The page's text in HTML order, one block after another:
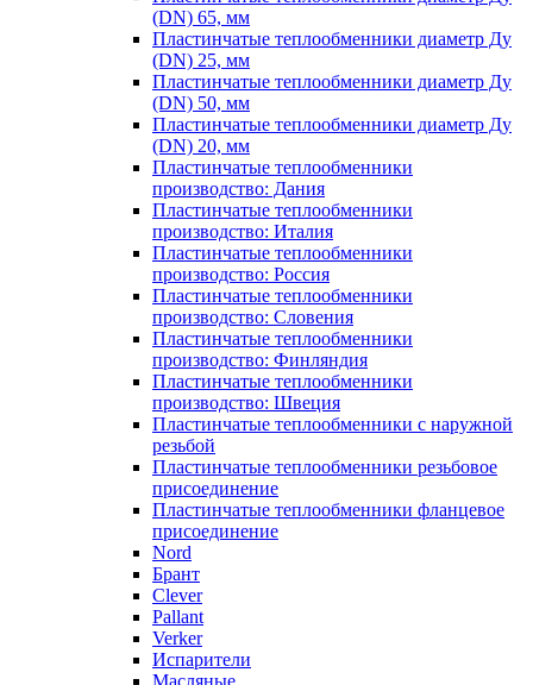
(DN) 65, мм
Пластинчатые теплообменники диаметр Ду
(DN) 25, мм
Пластинчатые теплообменники диаметр Ду
(DN) 50, мм
Пластинчатые теплообменники диаметр Ду
(DN) 20, мм
Пластинчатые теплообменники
производство: Дания
Пластинчатые теплообменники
производство: Италия
Пластинчатые теплообменники
производство: Россия
Пластинчатые теплообменники
производство: Словения
Пластинчатые теплообменники
производство: Финляндия
Пластинчатые теплообменники
производство: Швеция
Пластинчатые теплообменники с наружной
резьбой
Пластинчатые теплообменники резьбовое
присоединение
Пластинчатые теплообменники фланцевое
присоединение
Nord
Брант
Clever
Pallant
Verker
Испарители
Масляные